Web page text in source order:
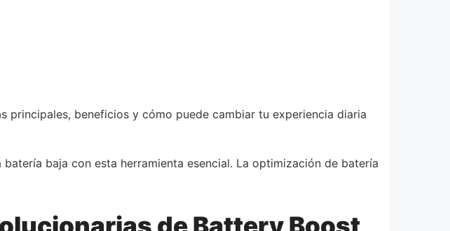
principales, beneficios y cómo puede cambiar tu experiencia diaria
baja con esta herramienta esencial. La optimización de batería
de Battery Boost